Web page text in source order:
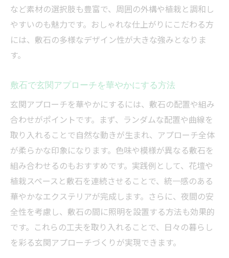
敷石の形状と表面加工の違いを比較
など素材の選択肢も豊富で、周囲の外構や植栽と調和し
やすいのも魅力です。おしゃれな仕上がりにこだわる方
には、敷石の多様なデザイン性が大きな強みとなりま
す。
敷石で玄関アプローチを華やかにする方法
玄関アプローチを華やかにするには、敷石の配置や組み
合わせがポイントです。まず、ランダムな配置や曲線を
取り入れることで自然な動きが生まれ、アプローチ全体
が柔らかな印象になります。色味や模様が異なる敷石を
組み合わせるのもおすすめです。実践例として、花壇や
植栽スペースと敷石を連続させることで、統一感のある
華やかなエクステリアが完成します。さらに、夜間の安
全性を考慮し、敷石の間に照明を設置する方法も効果的
です。これらの工夫を取り入れることで、日々の暮らし
を彩る玄関アプローチづくりが実現できます。